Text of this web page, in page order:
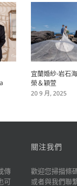
宜蘭婚紗-岩石
榮＆穎萱
20 9 月, 2025
傳
可
關注我們
歡迎您掃描條
或者與我們聯